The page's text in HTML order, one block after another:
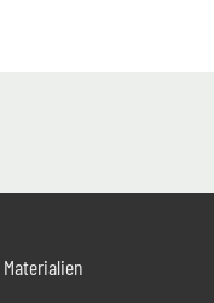
Materialien